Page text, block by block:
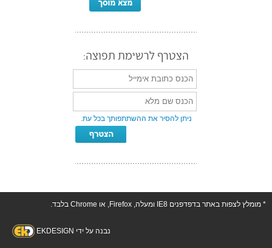
הצטרף לרשימת תפוצה:
ניתן להסיר את ההשתתפותך בכל עת.
* מומלץ לצפות באתר בדפדפנים IE8 ומעלה, Firefox, או Chrome בלבד.
נבנה על ידי EKDESIGN